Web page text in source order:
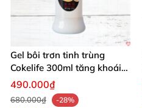
Gel bôi trơn tinh trùng
Cokelife 300ml tăng khoái
cảm, an toàn
490.000₫
680.000₫
-28%